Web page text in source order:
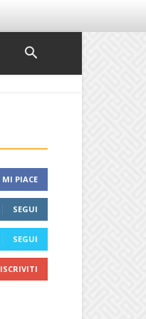
MI PIACE
SEGUI
SEGUI
ISCRIVITI